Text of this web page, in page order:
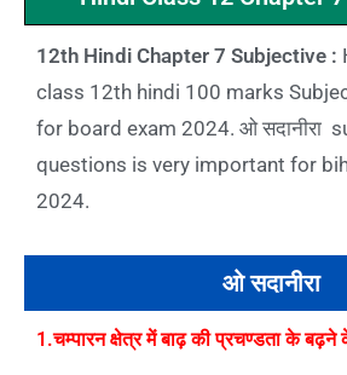
12th Hindi Chapter 7 Subjective :
class 12th hindi 100 marks
for board exam 2024. ओ सदानीरा
questions is very important for
2024.
ओ सदानीरा
1.चम्पारन क्षेत्र में बाढ़ की प्रचण्डता के बढ़ने